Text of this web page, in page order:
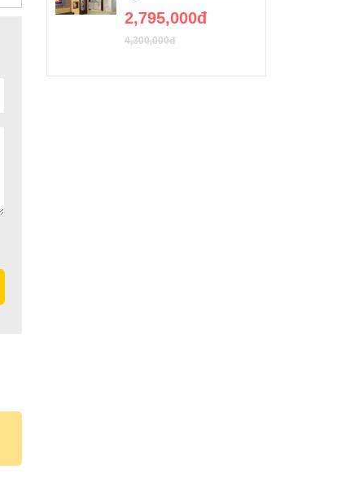
2,795,000đ
4,300,000đ